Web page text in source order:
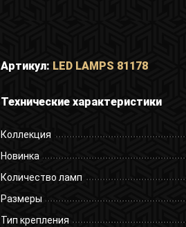
Артикул: LED LAMPS 81178
Технические характеристики
Коллекция
Новинка
Количество ламп
Размеры
Тип крепления